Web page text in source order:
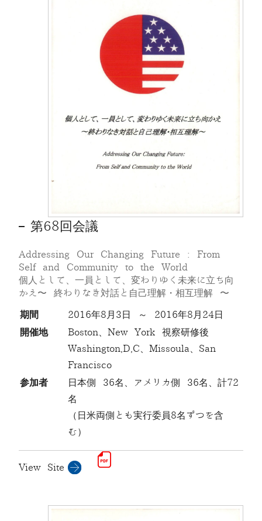
第68回会議
Addressing Our Changing Future : From
Self and Community to the World
個人として、一員として、変わりゆく未来に立ち向
かえ〜 終わりなき対話と自己理解・相互理解 〜
期間
2016年8月3日 ～ 2016年8月24日
開催地
Boston、New York 視察研修後
Washington,D,C、Missoula、San
Francisco
参加者
日本側 36名、アメリカ側 36名、計72
名
（日米両側とも実行委員8名ずつを含
む）
View Site